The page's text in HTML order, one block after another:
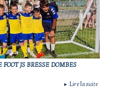
JS BRESSE DOMBES
► Lire la suite